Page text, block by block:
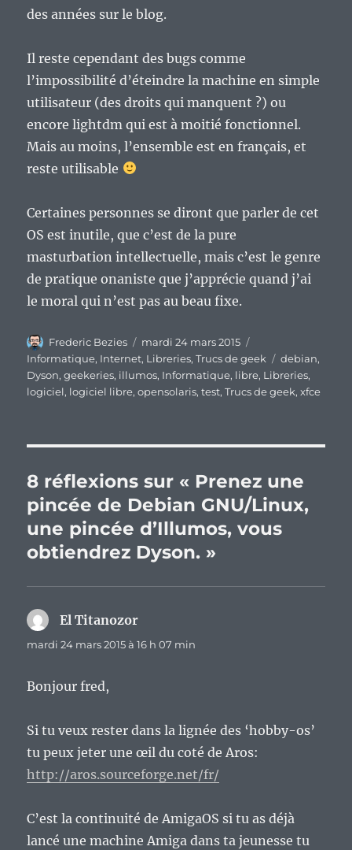
des années sur le blog.
Il reste cependant des bugs comme
l’impossibilité d’éteindre la machine en simple
utilisateur (des droits qui manquent ?) ou
encore lightdm qui est à moitié fonctionnel.
Mais au moins, l’ensemble est en français, et
reste utilisable
Certaines personnes se diront que parler de cet
OS est inutile, que c’est de la pure
masturbation intellectuelle, mais c’est le genre
de pratique onaniste que j’apprécie quand j’ai
le moral qui n’est pas au beau fixe.
Auteur
Frederic Bezies
Publié
le
mardi 24 mars 2015
Informatique, Internet, Libreries,Trucs de geek Étiquettes
debian,
Dyson,geekeries, illumos, Informatique, libre, Libreries,
logiciel, logiciel libre,opensolaris,test,Trucs de geek,xfce
8 réflexions sur « Prenez une
pincée de Debian GNU/Linux,
une pincée d’Illumos, vous
obtiendrez Dyson. »
El Titanozor
mardi 24 mars 2015 à 16 h 07 min
Bonjour fred,
Si tu veux rester dans la lignée des ‘hobby-os’
tu peux jeter une œil du coté de Aros:
http://aros.sourceforge.net/fr/
C’est la continuité de AmigaOS si tu as déjà
lancé une machine Amiga dans ta jeunesse tu